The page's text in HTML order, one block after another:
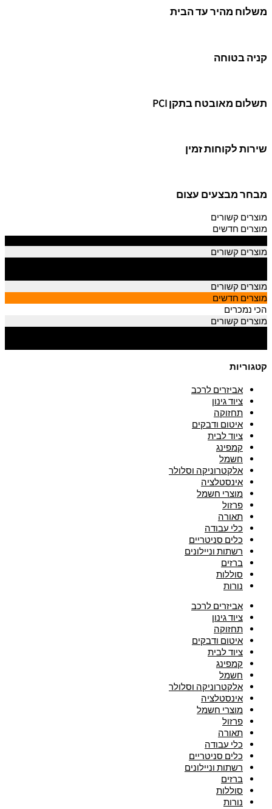
משלוח מהיר עד הבית
קניה בטוחה
תשלום מאובטח בתקן PCI
שירות לקוחות זמין
מבחר מבצעים עצום
מוצרים קשורים
מוצרים חדשים
מוצרים קשורים
מוצרים קשורים
מוצרים חדשים
הכי נמכרים
מוצרים קשורים
קטגוריות
אביזרים לרכב
ציוד גינון
תחזוקה
איטום ודבקים
ציוד לבית
קמפינג
חשמל
אלקטרוניקה וסלולר
אינסטלציה
מוצרי חשמל
פרזול
תאורה
כלי עבודה
כלים סניטריים
רשתות וניילונים
ברזים
סוללות
נורות
אביזרים לרכב
ציוד גינון
תחזוקה
איטום ודבקים
ציוד לבית
קמפינג
חשמל
אלקטרוניקה וסלולר
אינסטלציה
מוצרי חשמל
פרזול
תאורה
כלי עבודה
כלים סניטריים
רשתות וניילונים
ברזים
סוללות
נורות